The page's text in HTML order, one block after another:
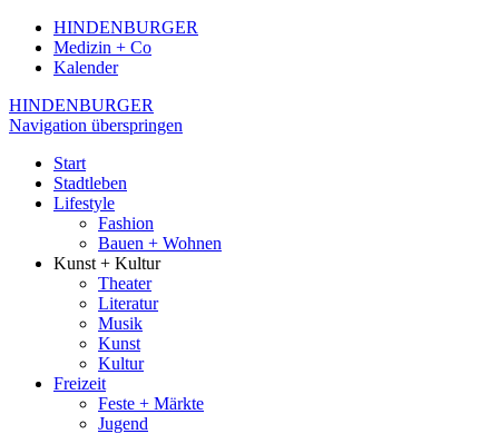
HINDENBURGER
Medizin + Co
Kalender
HINDENBURGER
Navigation überspringen
Start
Stadtleben
Lifestyle
Fashion
Bauen + Wohnen
Kunst + Kultur
Theater
Literatur
Musik
Kunst
Kultur
Freizeit
Feste + Märkte
Jugend